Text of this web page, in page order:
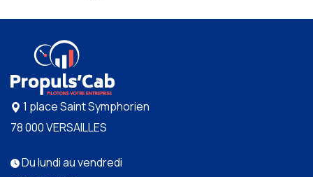
1 place Saint Symphorien
78 000 VERSAILLES
Du lundi au vendredi